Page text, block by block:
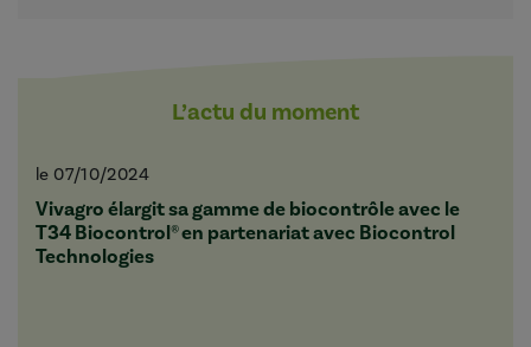
L’actu du moment
le 07/10/2024
Vivagro élargit sa gamme de biocontrôle avec le
T34 Biocontrol® en partenariat avec Biocontrol
Technologies